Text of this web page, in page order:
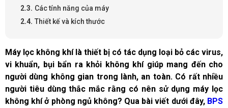
Các tính năng của máy
Thiết kế và kích thước
Máy lọc không khí là thiết bị có tác dụng loại bỏ các virus,
vi khuẩn, bụi bẩn ra khỏi không khí giúp mang đến cho
người dùng không gian trong lành, an toàn. Có rất nhiều
người tiêu dùng thắc mắc rằng có nên sử dụng máy lọc
không khí ở phòng ngủ không? Qua bài viết dưới đây, BPS